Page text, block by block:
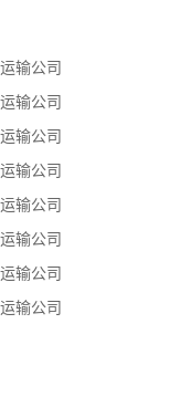
输公司
输公司
输公司
输公司
输公司
输公司
输公司
输公司